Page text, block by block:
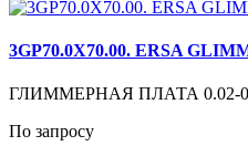
3GP70.0X70.00. ERSA
ГЛИММЕРНАЯ ПЛАТА 0.02-
По запросу